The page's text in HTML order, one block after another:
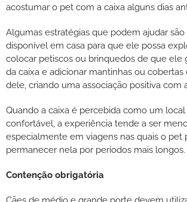
acostumar o pet com a caixa alguns dias
Algumas estratégias que podem ajudar são
disponível em casa para que ele possa
colocar petiscos ou brinquedos de que ele
da caixa e adicionar mantinhas ou
dele, criando uma associação positiva com
Quando a caixa é percebida como um
confortável, a experiência tende a ser
especialmente em viagens nas quais o pet
permanecer nela por períodos mais longos.
Contenção obrigatória